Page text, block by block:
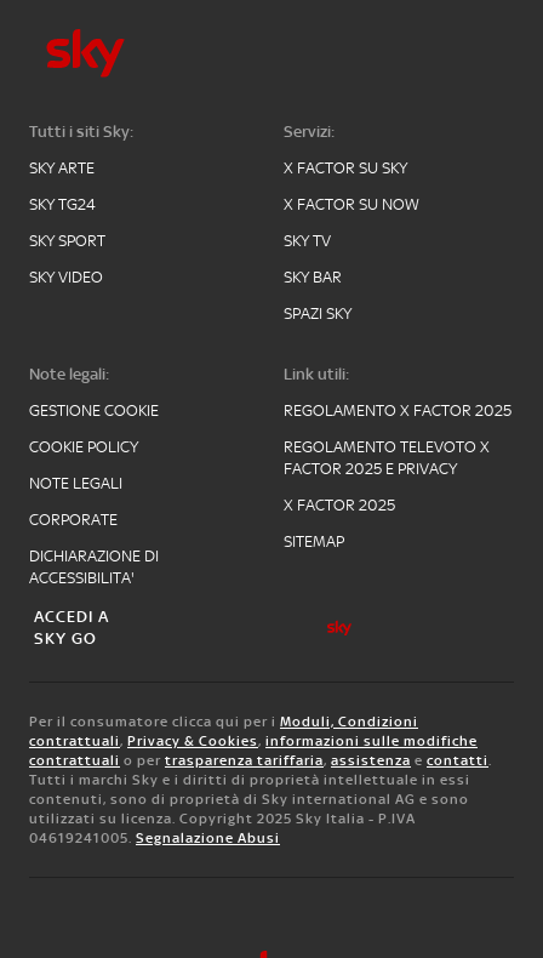
Tutti i siti Sky:
SKY ARTE
SKY TG24
SKY SPORT
SKY VIDEO
Servizi:
X FACTOR SU SKY
X FACTOR SU NOW
SKY TV
SKY BAR
SPAZI SKY
Note legali:
GESTIONE COOKIE
COOKIE POLICY
NOTE LEGALI
CORPORATE
DICHIARAZIONE DI
ACCESSIBILITA'
Link utili:
REGOLAMENTO X FACTOR 2025
REGOLAMENTO TELEVOTO X
FACTOR 2025 E PRIVACY
X FACTOR 2025
SITEMAP
ACCEDI A
SKY GO
Per il consumatore clicca qui per i Moduli, Condizioni
contrattuali, Privacy & Cookies, informazioni sulle modifiche
contrattuali o per trasparenza tariffaria, assistenza e contatti.
Tutti i marchi Sky e i diritti di proprietà intellettuale in essi
contenuti, sono di proprietà di Sky international AG e sono
utilizzati su licenza. Copyright 2025 Sky Italia - P.IVA
04619241005. Segnalazione Abusi